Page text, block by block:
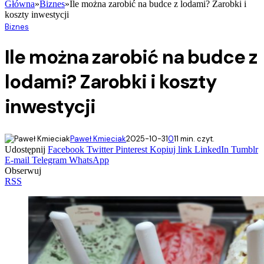
Główna»Biznes»Ile można zarobić na budce z lodami? Zarobki i
koszty inwestycji
Biznes
Ile można zarobić na budce z
lodami? Zarobki i koszty
inwestycji
Paweł Kmieciak2025-10-31011 min. czyt.
Udostępnij Facebook Twitter Pinterest Kopiuj link LinkedIn Tumblr
E-mail Telegram WhatsApp
Obserwuj
RSS